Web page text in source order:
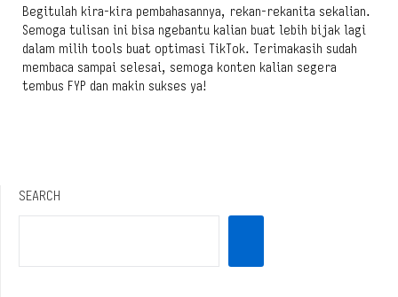
Begitulah kira-kira pembahasannya, rekan-rekanita sekalian.
Semoga tulisan ini bisa ngebantu kalian buat lebih bijak lagi
dalam milih tools buat optimasi TikTok. Terimakasih sudah
membaca sampai selesai, semoga konten kalian segera
tembus FYP dan makin sukses ya!
SEARCH